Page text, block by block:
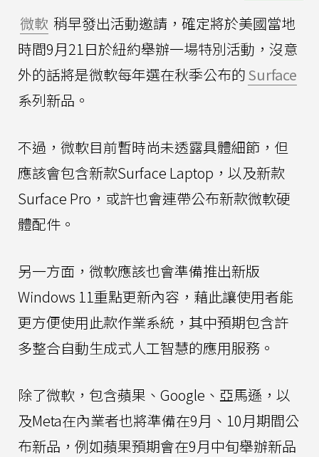
微軟 稍早發出活動邀請，確定將於美國當地
時間9月21日於紐約舉辦一場特別活動，沒意
外的話將是微軟每年選在秋季公布的Surface
系列新品。
不過，微軟目前暫時尚未透露具體細節，但
應該會包含新款Surface Laptop，以及新款
Surface Pro，或許也會連帶公布新款微軟硬
體配件。
另一方面，微軟應該也會準備推出新版
Windows 11重點更新內容，藉此讓使用者能
更方便使用此款作業系統，其中預期包含許
多整合自動生成式人工智慧的應用服務。
除了微軟，包含蘋果、Google、亞馬遜，以
及Meta在內業者也將準備在9月、10月期間公
布新品，例如蘋果預期會在9月中旬舉辦新品